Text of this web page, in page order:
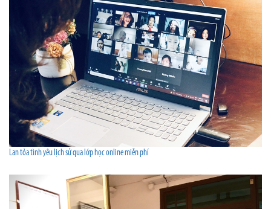
Lan tỏa tình yêu lịch sử qua lớp học online miễn phí